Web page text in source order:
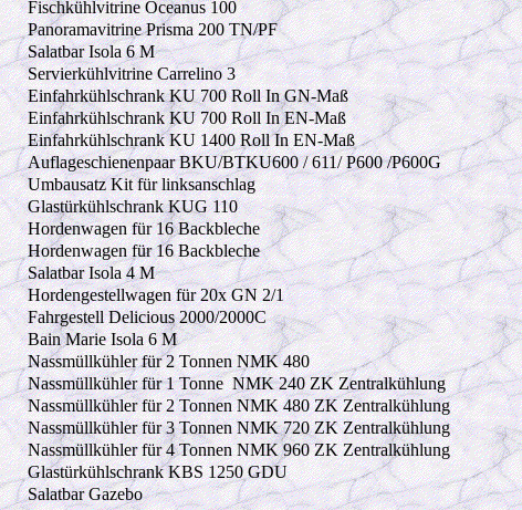
Fischkühlvitrine Oceanus 100
Panoramavitrine Prisma 200 TN/PF
Salatbar Isola 6 M
Servierkühlvitrine Carrelino 3
Einfahrkühlschrank KU 700 Roll In GN-Maß
Einfahrkühlschrank KU 700 Roll In EN-Maß
Einfahrkühlschrank KU 1400 Roll In EN-Maß
Auflageschienenpaar BKU/BTKU600 / 611/ P600 /P600G
Umbausatz Kit für linksanschlag
Glastürkühlschrank KUG 110
Hordenwagen für 16 Backbleche
Hordenwagen für 16 Backbleche
Salatbar Isola 4 M
Hordengestellwagen für 20x GN 2/1
Fahrgestell Delicious 2000/2000C
Bain Marie Isola 6 M
Nassmüllkühler für 2 Tonnen NMK 480
Nassmüllkühler für 1 Tonne NMK 240 ZK Zentralkühlung
Nassmüllkühler für 2 Tonnen NMK 480 ZK Zentralkühlung
Nassmüllkühler für 3 Tonnen NMK 720 ZK Zentralkühlung
Nassmüllkühler für 4 Tonnen NMK 960 ZK Zentralkühlung
Glastürkühlschrank KBS 1250 GDU
Salatbar Gazebo